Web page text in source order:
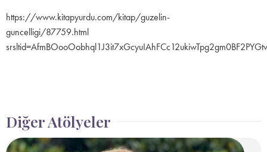
https://www.kitapyurdu.com/kitap/guzelin-
guncelligi/87759.html
Diğer Atölyeler